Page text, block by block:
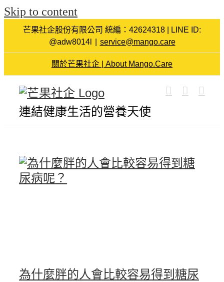
Skip to content
芒果社企股份有限公司 統編：42624318 | LINE ID:
@adw8014l
service@mango.care
關於芒果社企 | About Mango.Care
連結健康生活的營養天使
為什麼胖的人會比較容易得到糖尿